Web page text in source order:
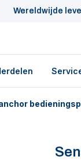
Wereldwijde